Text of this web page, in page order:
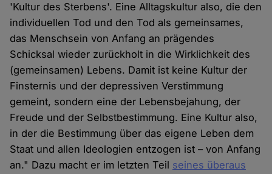
'Kultur des Sterbens'. Eine Alltagskultur also, die den
individuellen Tod und den Tod als gemeinsames,
das Menschsein von Anfang an prägendes
Schicksal wieder zurückholt in die Wirklichkeit des
(gemeinsamen) Lebens. Damit ist keine Kultur der
Finsternis und der depressiven Verstimmung
gemeint, sondern eine der Lebensbejahung, der
Freude und der Selbstbestimmung. Eine Kultur also,
in der die Bestimmung über das eigene Leben dem
Staat und allen Ideologien entzogen ist – von Anfang
an." Dazu macht er im letzten Teil seines überaus